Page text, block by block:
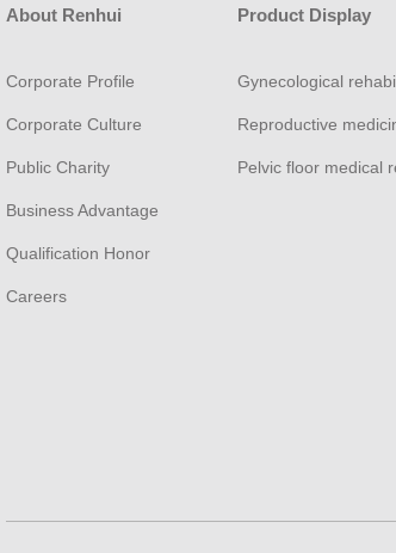
About Renhui
Corporate Profile
Corporate Culture
Public Charity
Business Advantage
Qualification Honor
Careers
Product Display
Gynecological
Reproductive
Pelvic floor medical